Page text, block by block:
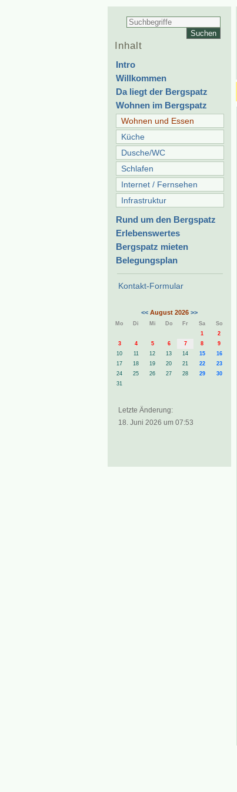
Inhalt
Intro
Willkommen
Da liegt der Bergspatz
Wohnen im Bergspatz
Wohnen und Essen
Küche
Dusche/WC
Schlafen
Internet / Fernsehen
Infrastruktur
Rund um den Bergspatz
Erlebenswertes
Bergspatz mieten
Belegungsplan
Kontakt-Formular
<< August 2026 >>
Mo Di Mi Do Fr Sa
So
1
2
3
4 5 6 7 8
9
10
11 12 13 14 15
16
17
18 19 20 21 22
23
24
25 26 27 28 29
30
31
Letzte Änderung:
18. Juni 2026 um 07:53